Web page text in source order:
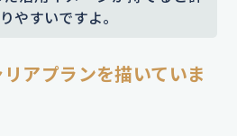
やすいですよ。
アプランを描いていま